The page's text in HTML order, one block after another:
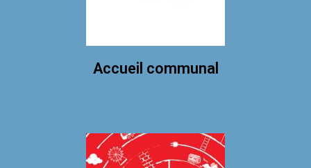
Accueil communal